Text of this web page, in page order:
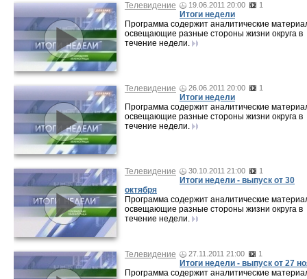
Телевидение 19.06.2011 20:00 1
Итоги недели
Программа содержит аналитические
освещающие разные стороны жизни округа в
течение недели.
Телевидение 26.06.2011 20:00 1
Итоги недели
Программа содержит аналитические
освещающие разные стороны жизни округа в
течение недели.
Телевидение 30.10.2011 21:00 1
Итоги недели - выпуск от 30
октября
Программа содержит аналитические
освещающие разные стороны жизни округа в
течение недели.
Телевидение 27.11.2011 21:00 1
Итоги недели - выпуск от 27
Программа содержит аналитические